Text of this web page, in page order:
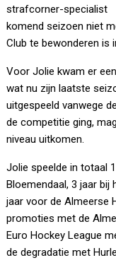
strafcorner-specialist
komend seizoen niet
Club te bewonderen is
Voor Jolie kwam er
wat nu zijn laatste
uitgespeeld vanwege
de competitie ging,
niveau uitkomen.
Jolie speelde in totaal
Bloemendaal, 3 jaar
jaar voor de Almeerse
promoties met de
Euro Hockey League
de degradatie met